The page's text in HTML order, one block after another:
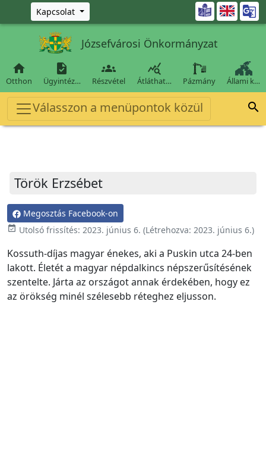
Ugrás a fő tartalomra
Kapcsolat 
Józsefvárosi Önkormányzat

Otthon

Ügyintéz…

Részvétel

Átláthat… Pázmány Állami k…
Válasszon a menüpontok közül 
Török Erzsébet
Megosztás Facebook-on
event_available Utolsó frissítés: 2023. június 6. (Létrehozva: 2023. június 6.)
Kossuth-díjas magyar énekes, aki a Puskin utca 24-ben
lakott. Életét a magyar népdalkincs népszerűsítésének
szentelte. Járta az országot annak érdekében, hogy ez
az örökség minél szélesebb réteghez eljusson.